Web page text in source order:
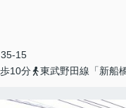
15
10分
東武野田線「新船